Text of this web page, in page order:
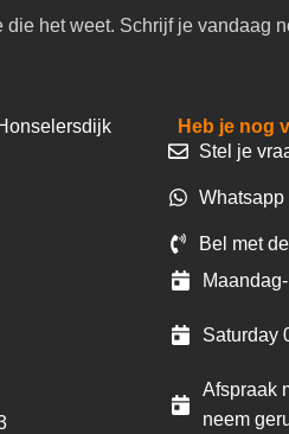
die het weet. Schrijf je vandaag
Heb je nog
Stel je
Bel met
Saturday
Afspraak
neem